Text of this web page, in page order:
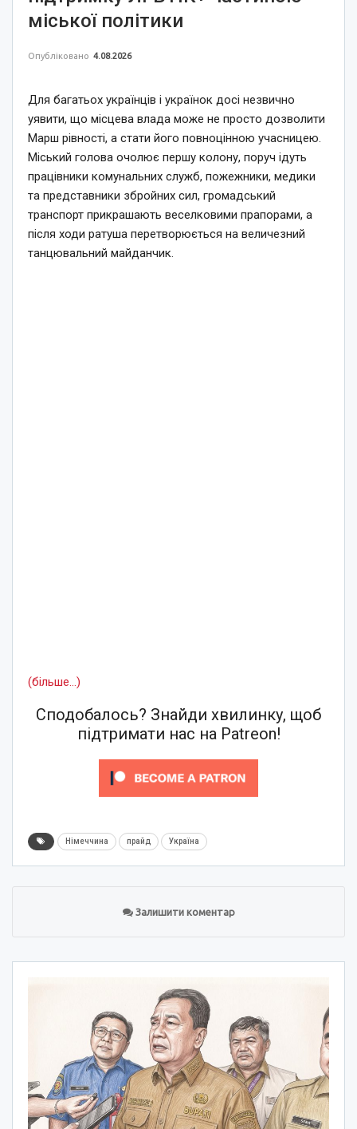
міської політики
Опубліковано 4.08.2026
Для багатьох українців і українок досі незвично
уявити, що місцева влада може не просто дозволити
Марш рівності, а стати його повноцінною учасницею.
Міський голова очолює першу колону, поруч ідуть
працівники комунальних служб, пожежники, медики
та представники збройних сил, громадський
транспорт прикрашають веселковими прапорами, а
після ходи ратуша перетворюється на величезний
танцювальний майданчик.
(більше…)
Сподобалось? Знайди хвилинку, щоб
підтримати нас на Patreon!
Німеччина прайд Україна
Залишити коментар